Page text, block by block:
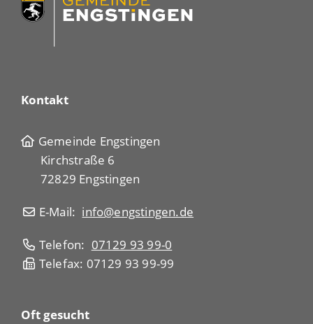
Kontakt
Gemeinde Engstingen
Kirchstraße 6
72829 Engstingen
E-Mail: info@engstingen.de
Telefon: 07129 93 99-0
Telefax: 07129 93 99-99
Oft gesucht